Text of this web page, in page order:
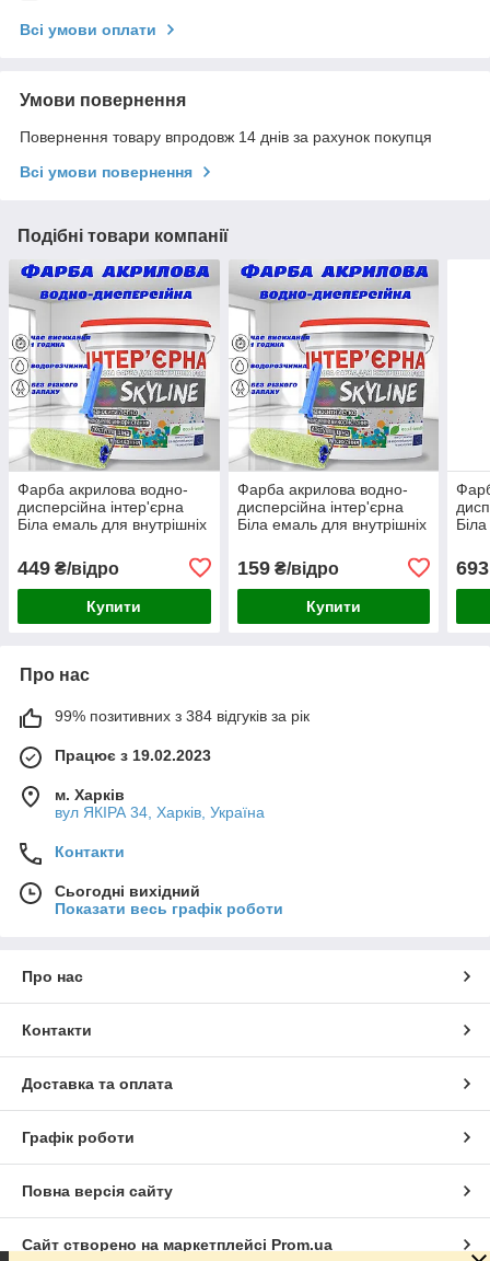
Всі умови оплати
Умови повернення
Повернення товару впродовж 14 днів за рахунок покупця
Всі умови повернення
Подібні товари компанії
Фарба акрилова водно-
дисперсійна інтер'єрна
Біла емаль для внутрішніх
SkyLine 4.2 кг
449 ₴/відро
Купити
Фарба акрилова водно-
дисперсійна інтер'єрна
Біла емаль для внутрішніх
SkyLine 1,4 кг
159₴/відро
Купити
693
Про нас
99% позитивних з 384 відгуків за рік
Працює з 19.02.2023
м. Харків
вул ЯКІРА 34, Харків, Україна
Контакти
Сьогодні вихідний
Показати весь графік роботи
Про нас
Контакти
Доставка та оплата
Графік роботи
Повна версія сайту
Сайт створено на маркетплейсі Prom.ua